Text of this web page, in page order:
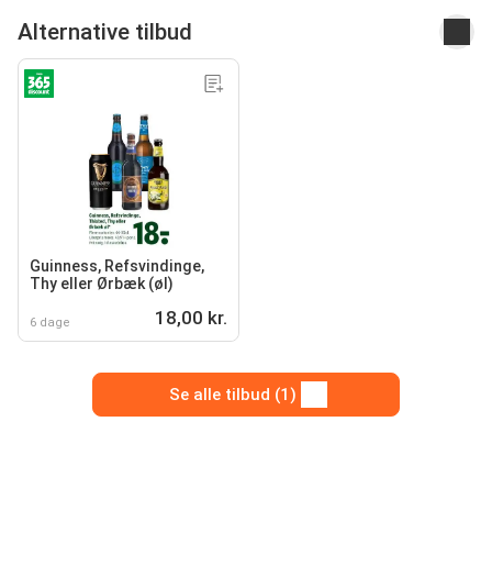
Alternative tilbud
Guinness, Refsvindinge,
Thy eller Ørbæk (øl)
6 dage 18,00 kr.
Se alle tilbud (1)